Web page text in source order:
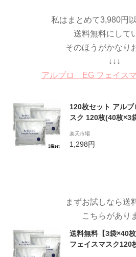
私はまとめて3,980円
送料無料にして
そのほうがかなり
↓↓↓
アルブロ EG フェイス
120枚セット アル
スク 120枚(40枚×3
マスク 40枚×3パッ
ク シートマスク 化
楽天市場
1,298円
まずお試しなら送
こちらがあり
送料無料【3袋×40
フェイスマスク120